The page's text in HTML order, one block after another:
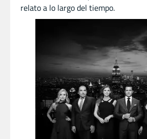
relato a lo largo del tiempo.